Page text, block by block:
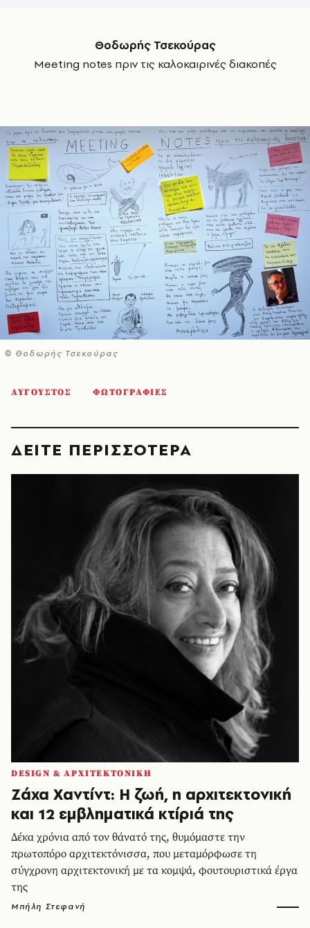
Θοδωρής Τσεκούρας
Meeting notes πριν τις καλοκαιρινές διακοπές
© Θοδωρής Τσεκούρας
ΑΥΓΟΥΣΤΟΣ ΦΩΤΟΓΡΑΦΙΕΣ
ΔΕΙΤΕ ΠΕΡΙΣΣΟΤΕΡΑ
DESIGN & ΑΡΧΙΤΕΚΤΟΝΙΚΗ
Ζάχα Χαντίντ: Η ζωή, η αρχιτεκτονική
και 12 εμβληματικά κτίριά της
Δέκα χρόνια από τον θάνατό της, θυμόμαστε την
πρωτοπόρο αρχιτεκτόνισσα, που μεταμόρφωσε τη
σύγχρονη αρχιτεκτονική με τα κομψά, φουτουριστικά έργα
της
Μπήλη Στεφανή